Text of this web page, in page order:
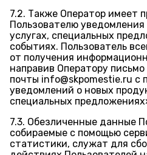
7.2. Также Оператор имеет
Пользователю
услугах, специальных
событиях. Пользователь
от получения
направив Оператору
почты info@skpomestie.ru с
уведомлений о новых
специальных
7.3. Обезличенные данные
собираемые с помощью
статистики, служат для